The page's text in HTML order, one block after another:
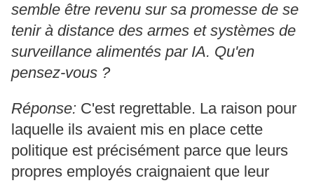
semble être revenu sur sa promesse de se
tenir à distance des armes et systèmes de
surveillance alimentés par IA. Qu'en
pensez-vous ?
Réponse: C'est regrettable. La raison pour
laquelle ils avaient mis en place cette
politique est précisément parce que leurs
propres employés craignaient que leur